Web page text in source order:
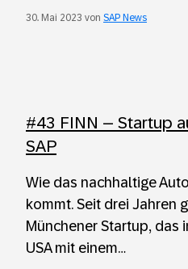
30. Mai 2023 von SAP News
#43 FINN – Startup
SAP
Wie das nachhaltige
kommt. Seit drei Jahren
Münchener Startup, das
USA mit einem…